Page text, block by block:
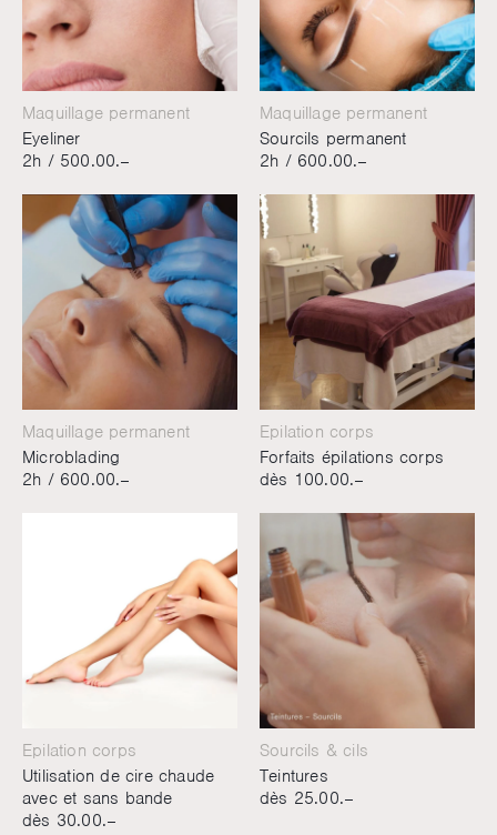
Maquillage permanent
Eyeliner
2h /500.00.–
Maquillage permanent
Sourcils permanent
2h /600.00.–
Maquillage permanent
Microblading
2h /600.00.–
Epilation corps
Forfaits épilations corps
dès 100.00.–
Epilation corps
Utilisation de cire chaude
avec et sans bande
dès 30.00.–
Sourcils & cils
Teintures
dès 25.00.–